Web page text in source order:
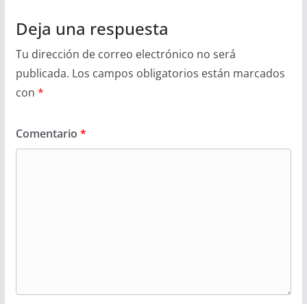
Deja una respuesta
Tu dirección de correo electrónico no será
publicada. Los campos obligatorios están marcados
con *
Comentario *